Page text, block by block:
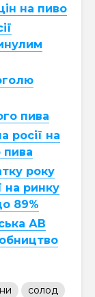
на пиво
пива
росії на
пива
року
на ринку
89%
АB
солод